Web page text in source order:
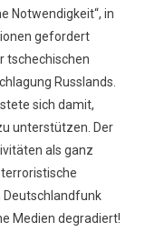
Notwendigkeit“, in
gefordert
tschechischen
Russlands.
sich damit,
unterstützen. Der
als ganz
Deutschlandfunk
Medien degradiert!